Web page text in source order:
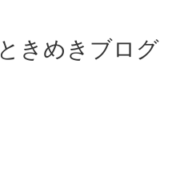
きめきブログ